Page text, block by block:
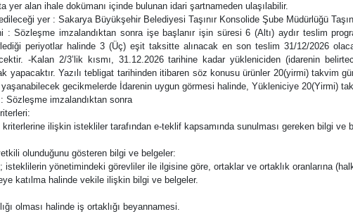
yer alan ihale dokümanı içinde bulunan idari şartnameden ulaşılabilir.
yer : Sakarya Büyükşehir Belediyesi Taşınır Konsolide Şube Müdürlüğü
: Sözleşme imzalandıktan sonra işe başlanır işin süresi 6 (Altı) aydır teslim
periyotlar halinde 3 (Üç) eşit taksitte alınacak en son teslim 31/12/2026
-Kalan 2/3’lik kısmı, 31.12.2026 tarihine kadar yükleniciden (idarenin
yapacaktır. Yazılı tebligat tarihinden itibaren söz konusu ürünler 20(yirmi) takvim
yaşanabilecek gecikmelerde İdarenin uygun görmesi halinde, Yükleniciye 20(Yirmi)
Sözleşme imzalandıktan sonra
ilişkin istekliler tarafından e-teklif kapsamında sunulması gereken bilgi
olunduğunu gösteren bilgi ve belgeler:
yönetimindeki görevliler ile ilgisine göre, ortaklar ve ortaklık oranlarına
katılma halinde vekile ilişkin bilgi ve belgeler.
olması halinde iş ortaklığı beyannamesi.